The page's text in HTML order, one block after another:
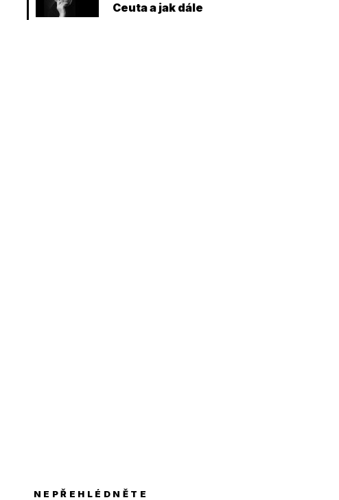
Ceuta a jak dále
NEPŘEHLÉDNĚTE